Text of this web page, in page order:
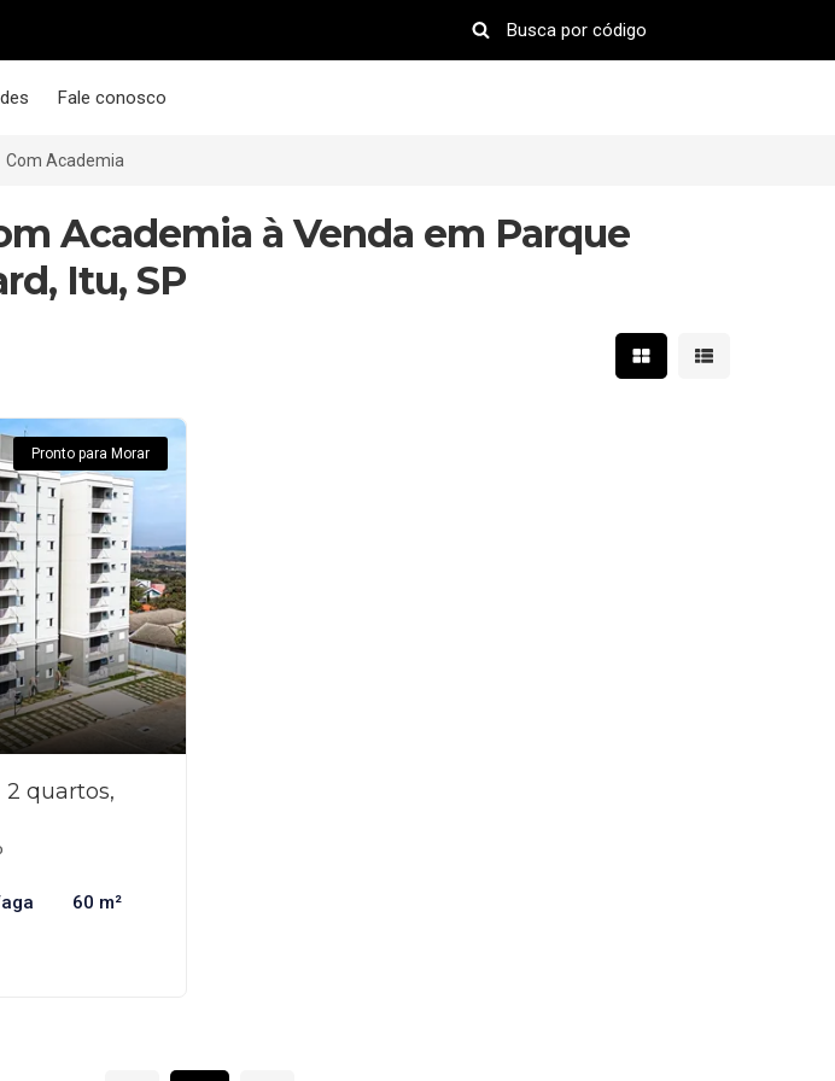
Fale conosco
Com Academia
Academia à Venda em Parque
Itu, SP
Mostrar resultados em
Mostrar
Pronto para Morar
quartos,
60 m²